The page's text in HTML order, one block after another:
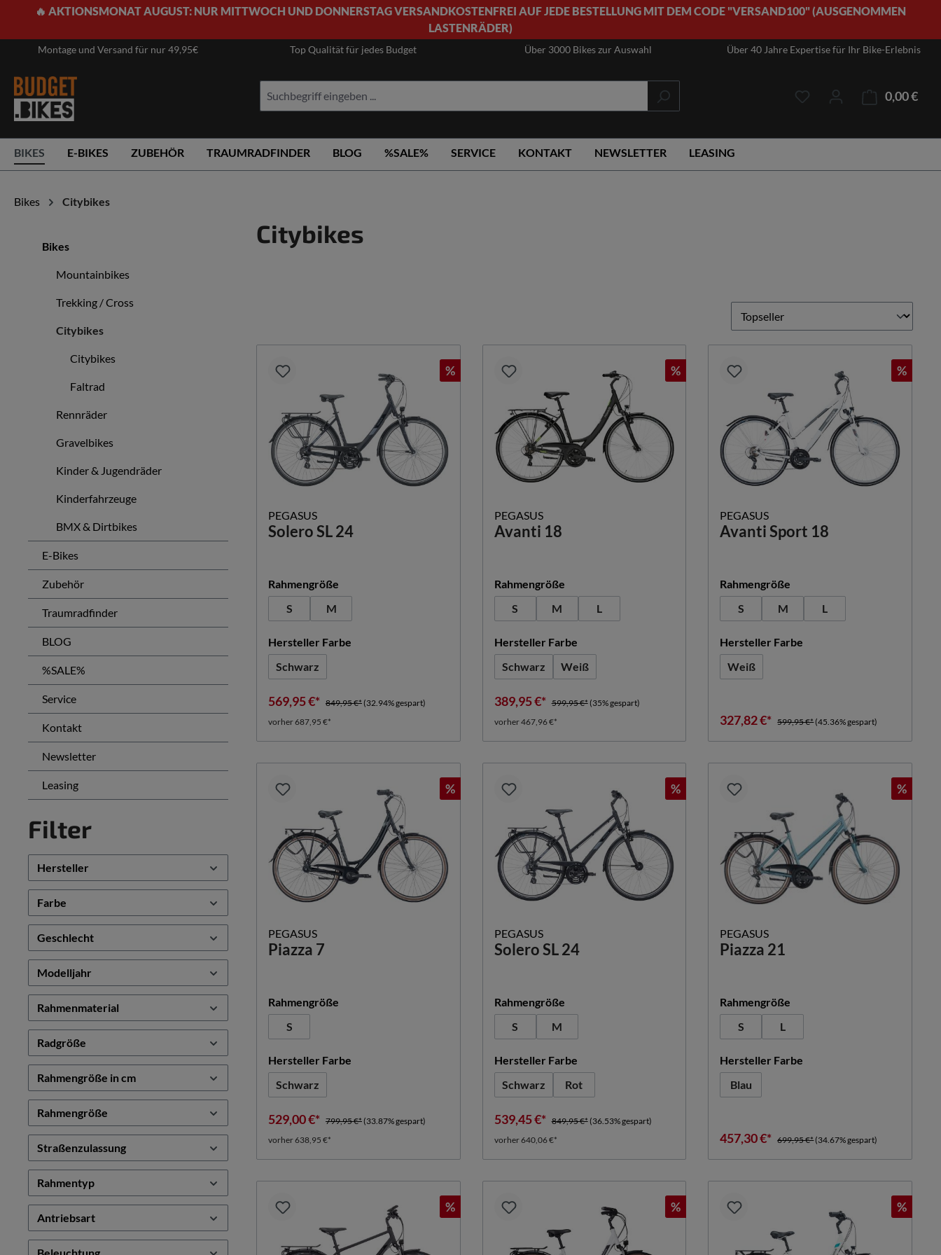
Zur Hauptnavigation springen
🔥 AKTIONSMONAT AUGUST: NUR MITTWOCH UND DONNERSTAG VERSANDKOSTENFREI AUF JEDE BESTELLUNG MIT DEM CODE "VERSAND100" (AUSGENOMMEN
LASTENRÄDER)
Montage und Versand für nur 49,95€ Top Qualität für jedes Budget Über 3000 Bikes zur Auswahl Über 40 Jahre Expertise für Ihr Bike-Erlebnis
0,00 €
BIKES E-BIKES ZUBEHÖR TRAUMRADFINDER BLOG %SALE% SERVICE KONTAKT NEWSLETTER LEASING
Bikes Citybikes
Bikes
Mountainbikes
Trekking / Cross
Citybikes
Citybikes
Faltrad
Rennräder
Gravelbikes
Kinder & Jugendräder
Kinderfahrzeuge
BMX & Dirtbikes
E-Bikes
Zubehör
Traumradfinder
BLOG
%SALE%
Service
Kontakt
Newsletter
Leasing
Filter
Hersteller
Farbe
Geschlecht
Modelljahr
Rahmenmaterial
Radgröße
Rahmengröße in cm
Rahmengröße
Straßenzulassung
Rahmentyp
Antriebsart
Citybikes
%
PEGASUS
Solero SL 24
Rahmengröße
S
M
Hersteller Farbe
Schwarz
569,95 €* 849,95 €* (32.94% gespart)
vorher 687,95 €*
%
PEGASUS
Avanti 18
Rahmengrößeauswählen
S
M L (Diese Option ist zurzeit nicht verfügbar.)
Hersteller Farbeauswählen
Schwarz
Weiß
(Diese Option ist zurzeit nicht verfügbar.)
389,95 €* 599,95 €* (35% gespart)
vorher 467,96 €*
%
PEGASUS
Avanti Sport 18
Rahmengröße
S
M L
Hersteller Farbe
Weiß
327,82 €* 599,95 €*(45.36% gespart)
%
PEGASUS
Piazza 7
Rahmengröße
S
Hersteller Farbe
Schwarz
529,00 €* 799,95 €* (33.87% gespart)
vorher 638,95 €*
%
PEGASUS
Solero SL 24
Rahmengrößeauswählen
S
M
Hersteller Farbeauswählen
Schwarz
Rot
539,45 €* 849,95 €* (36.53% gespart)
vorher 640,06 €*
%
PEGASUS
Piazza 21
Rahmengröße
S
L
Hersteller Farbe
Blau
457,30 €* 699,95 €*(34.67% gespart)
% % %